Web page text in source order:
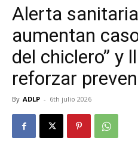
Alerta
aumentan
del chiclero” y
reforzar
By ADLP - 6th julio 2026